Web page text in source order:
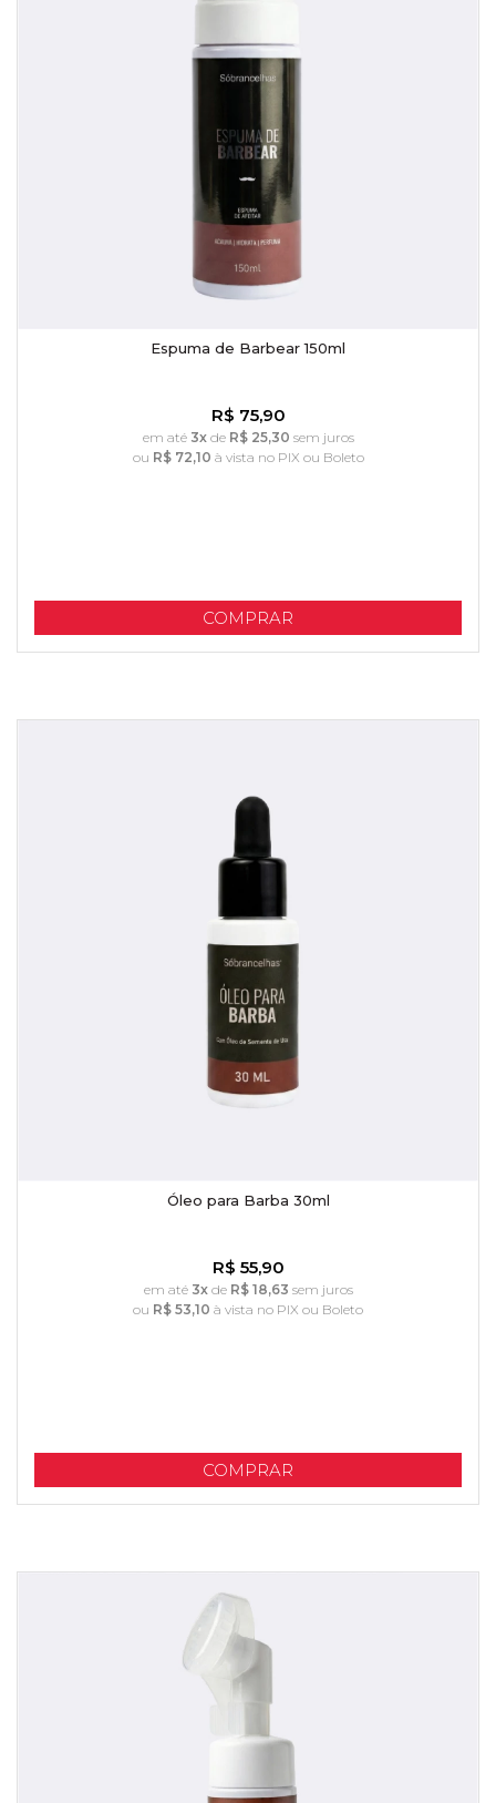
Espuma de Barbear 150ml
R$ 75,90
em até 3xde R$ 25,30 sem juros
ou R$ 72,10 à vista no PIX ou Boleto
COMPRAR
Óleo para Barba 30ml
R$ 55,90
em até 3xde R$ 18,63 sem juros
ou R$ 53,10 à vista no PIX ou Boleto
COMPRAR